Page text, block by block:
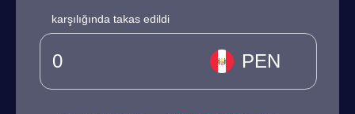
karşılığında takas edildi
PEN